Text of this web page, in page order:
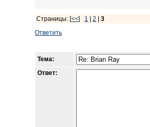
Страницы: [<<] 1 2
3
Ответить
Тема:
Ответ: